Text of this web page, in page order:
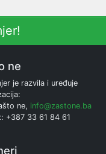
ne
je razvila i uređuje
ne, info@zastone.ba
+387 33 61 84 61